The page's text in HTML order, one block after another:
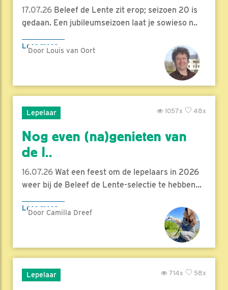
17.07.26 Beleef de Lente zit erop; seizoen 20 is
gedaan. Een jubileumseizoen laat je sowieso n..
Lees meer
Door Louis van Oort
Lepelaar 48x
1057x
Nog even (na)genieten van
de l..
16.07.26 Wat een feest om de lepelaars in 2026
weer bij de Beleef de Lente-selectie te hebben...
Lees meer
Door Camilla Dreef
Lepelaar 58x
714x